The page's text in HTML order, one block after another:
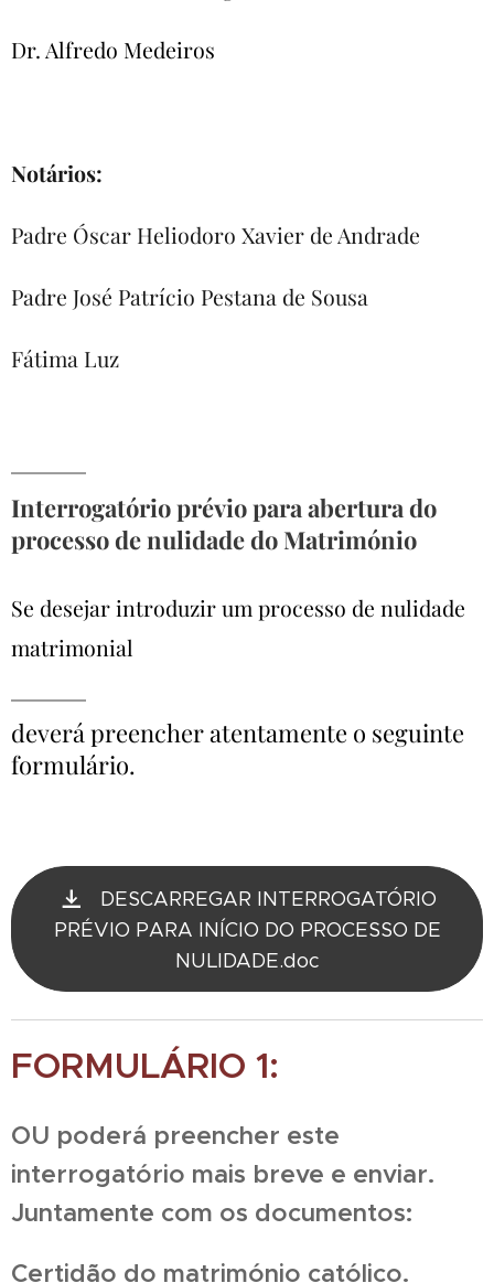
Dr. Alfredo Medeiros
Notários:
Padre Óscar Heliodoro Xavier de Andrade
Padre José Patrício Pestana de Sousa
Fátima Luz
Interrogatório prévio para abertura do
processo de nulidade do Matrimónio
Se desejar introduzir um processo de nulidade
matrimonial
deverá preencher atentamente o seguinte
formulário.
DESCARREGAR INTERROGATÓRIO
PRÉVIO PARA INÍCIO DO PROCESSO DE
NULIDADE.doc
FORMULÁRIO 1:
OU poderá preencher este
interrogatório mais breve e enviar.
Juntamente com os documentos:
Certidão do matrimónio católico.